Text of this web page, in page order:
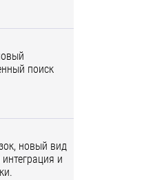
поиск
новый вид
и